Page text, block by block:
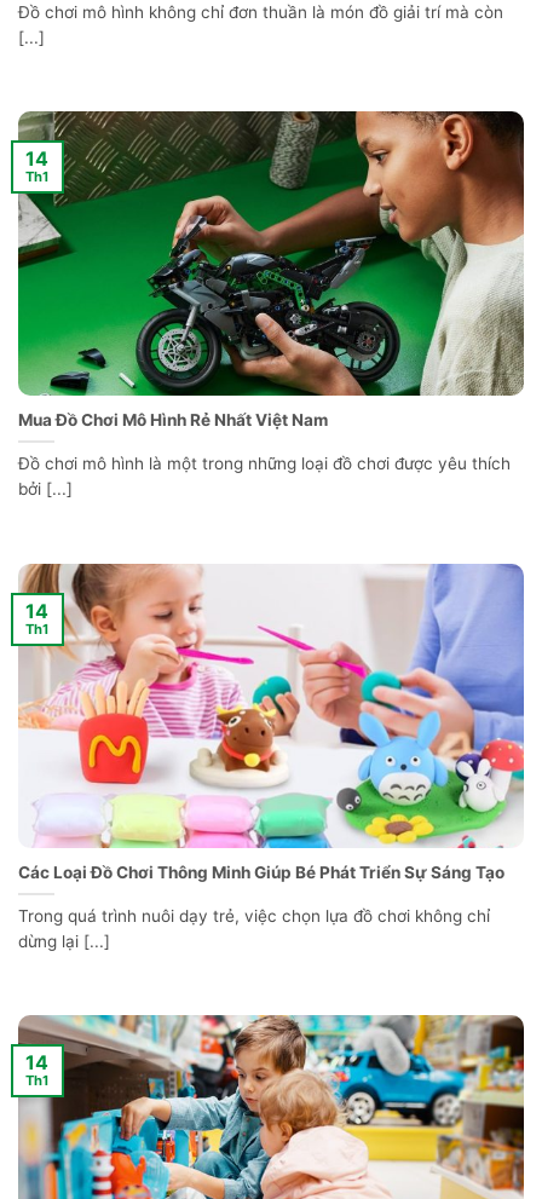
Đồ chơi mô hình không chỉ đơn thuần là món đồ giải trí mà còn
[...]
Mua Đồ Chơi Mô Hình Rẻ Nhất Việt Nam
Đồ chơi mô hình là một trong những loại đồ chơi được yêu thích
bởi [...]
14
Th1
Các Loại Đồ Chơi Thông Minh Giúp Bé Phát Triển Sự Sáng Tạo
Trong quá trình nuôi dạy trẻ, việc chọn lựa đồ chơi không chỉ
dừng lại [...]
14
Th1
14
Th1